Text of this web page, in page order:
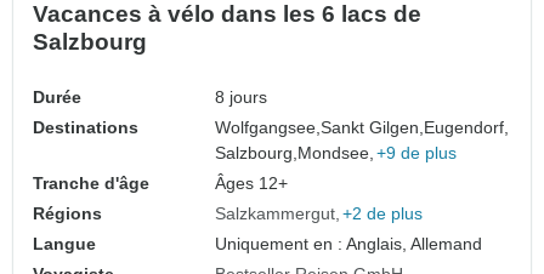
Vacances à vélo dans les 6 lacs de
Salzbourg
Durée
8 jours
Destinations
Wolfgangsee,Sankt Gilgen,Eugendorf,
Salzbourg,Mondsee, +9 de plus
Tranche d'âge
Âges 12+
Régions
Salzkammergut +2 de plus
Langue
Uniquement en : Anglais, Allemand